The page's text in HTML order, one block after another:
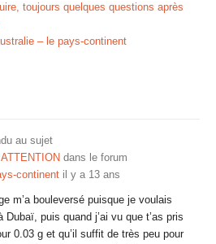
toujours quelques questions après
– le pays-continent
au sujet
dans le forum
continent il y a 13 ans
m’a bouleversé puisque je voulais
Dubaï, puis quand j’ai vu que t’as pris
0.03 g et qu’il suffit de très peu pour